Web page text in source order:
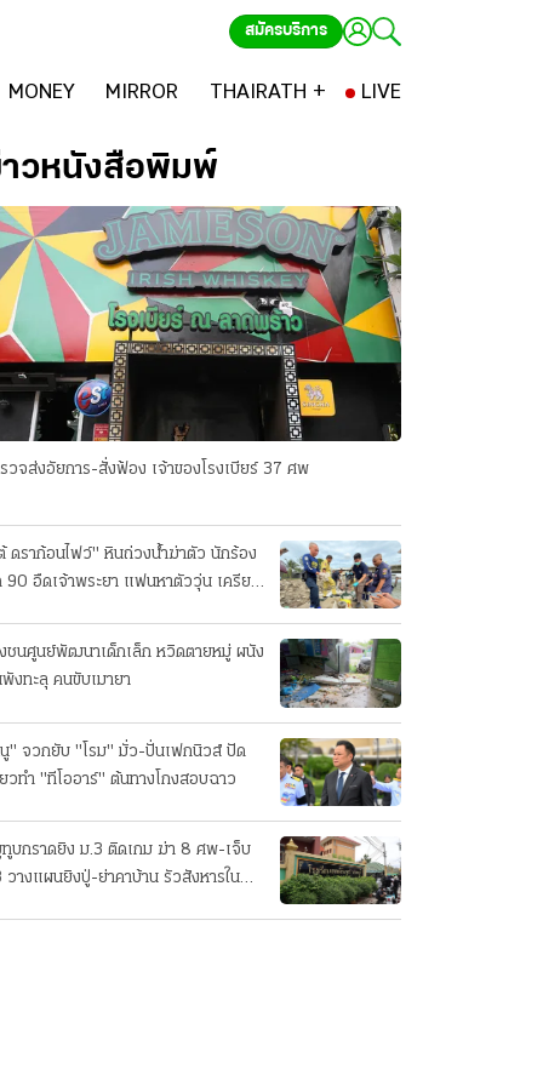
สมัครบริการ
MONEY MIRROR THAIRATH + LIVE
วหนังสือพิมพ์
วจส่งอัยการ-สั่งฟ้อง เจ้าของโรงเบียร์ 37 ศพ
ดราก้อนไฟว์" หินถ่วงน้ำฆ่าตัว นักร้อง
90 อืดเจ้าพระยา แฟนหาตัววุ่น เครียด
ชนศูนย์พัฒนาเด็กเล็ก หวิดตายหมู่ ผนัง
งทะลุ คนขับเมายา
" จวกยับ "โรม" มั่ว-ปั่นเฟกนิวส์ ปัด
วทํา "ทีโออาร์" ต้นทางโกงสอบฉาว
บกราดยิง ม.3 ติดเกม ฆ่า 8 ศพ-เจ็บ
วางแผนยิงปู่-ย่าคาบ้าน รัวสังหารใน